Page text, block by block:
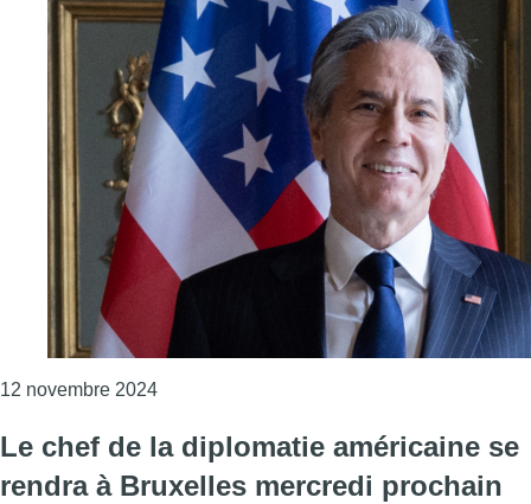
12 novembre 2024Consulter l'article "Visite éclair de Blinken à
Le chef de la diplomatie américaine se
rendra à Bruxelles mercredi prochain